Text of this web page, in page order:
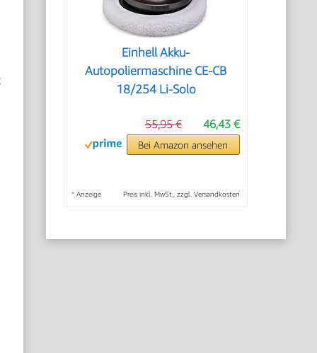
Einhell Akku-
Autopoliermaschine CE-CB
18/254 Li-Solo
46,43 €
55,95 €
Bei Amazon ansehen
* Anzeige Preis inkl. MwSt., zzgl. Versandkosten